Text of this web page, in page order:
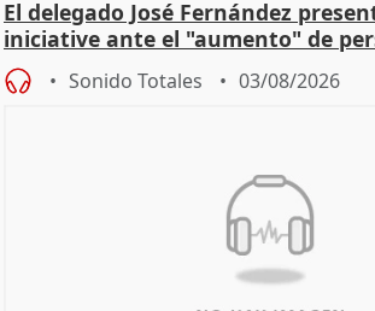
El delegado José Fernández
iniciative ante el "aumento" de
hogar en Madri
Sonido Totales 03/08/2026